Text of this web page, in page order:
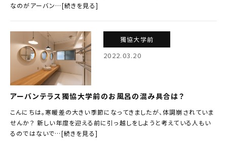
なのがアーバン…[続きを見る]
獨協大学前
2022.03.20
アーバンテラス獨協大学前のお風呂の混み具合は？
こんにちは。寒暖差の大きい季節になってきましたが、体調崩されていま
せんか？ 新しい年度を迎える前に引っ越しをしようと考えている人もい
るのではないで…[続きを見る]